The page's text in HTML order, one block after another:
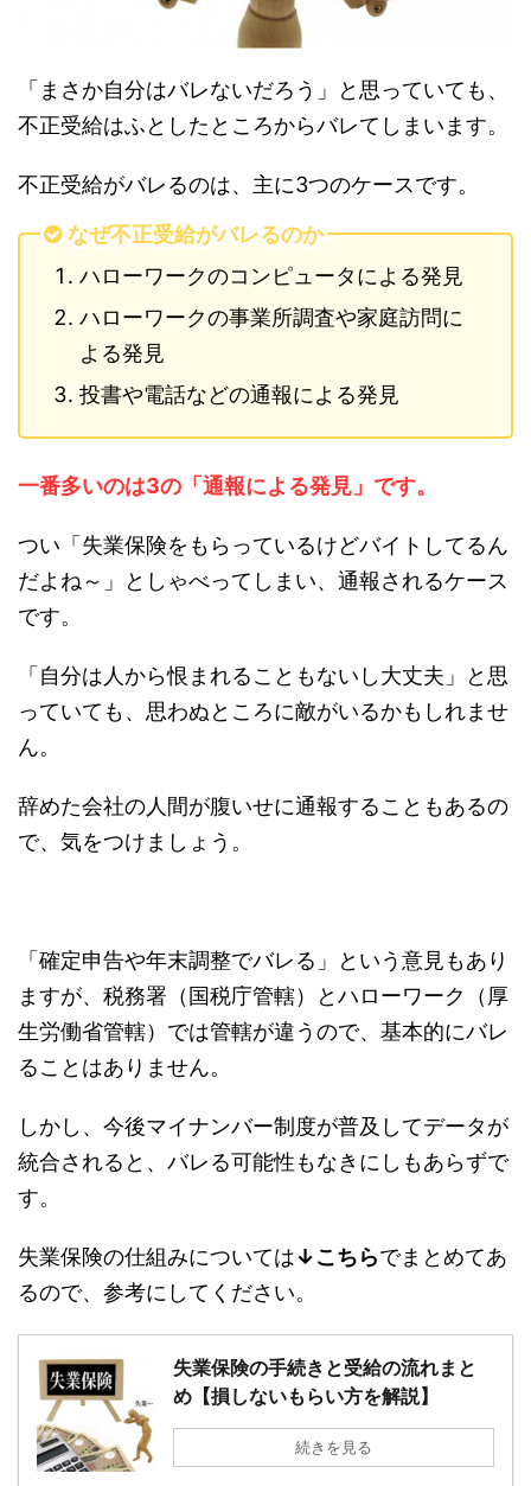
「まさか自分はバレないだろう」と思っていても、
不正受給はふとしたところからバレてしまいます。
不正受給がバレるのは、主に3つのケースです。
なぜ不正受給がバレるのか
ハローワークのコンピュータによる発見
ハローワークの事業所調査や家庭訪問に
よる発見
投書や電話などの通報による発見
一番多いのは3の「通報による発見」です。
つい「失業保険をもらっているけどバイトしてるん
だよね～」としゃべってしまい、通報されるケース
です。
「自分は人から恨まれることもないし大丈夫」と思
っていても、思わぬところに敵がいるかもしれませ
ん。
辞めた会社の人間が腹いせに通報することもあるの
で、気をつけましょう。
「確定申告や年末調整でバレる」という意見もあり
ますが、税務署（国税庁管轄）とハローワーク（厚
生労働省管轄）では管轄が違うので、基本的にバレ
ることはありません。
しかし、今後マイナンバー制度が普及してデータが
統合されると、バレる可能性もなきにしもあらずで
す。
失業保険の仕組みについては↓こちらでまとめてあ
るので、参考にしてください。
失業保険の手続きと受給の流れまと
め【損しないもらい方を解説】
続きを見る